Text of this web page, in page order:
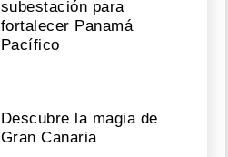
subestación para
fortalecer Panamá
Pacífico
Descubre la magia de
Gran Canaria